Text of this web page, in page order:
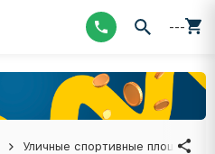
---
Уличные спортивные площадки